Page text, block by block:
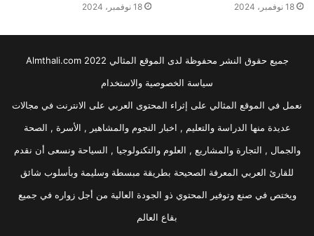
18 نوفمبر، 2024 18 نوفمبر، 2024
جميع حقوق النشر محفوظة لدى الموقع المثالي 2022 Almthali.com
سياسة الخصوصية والاستخدام
نعمل في الموقع المثالي على إثراء المحتوى العربي على الانترنت في مجالات
عديدة منها الدراسة والتعليم , اخبار النجوم والمشاهير , الأسرة , الصحة
والجمال , التجارة والمشاريع , العلوم والتكنولوجيا , السياحة ونسعى أن نقدم
للقارئ العربي المعرفة الصحيحة بطريقة مبسطة وسليمة وبأسلوب شائق
ويختص في صنع وتوفير المحتوي ذو الجودة العالية من أجل زواره في جميع
بقاع العالم